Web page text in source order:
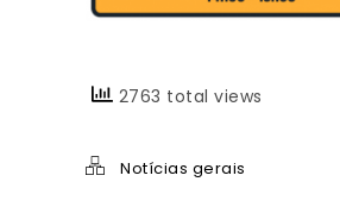
2763 total views
Notícias gerais